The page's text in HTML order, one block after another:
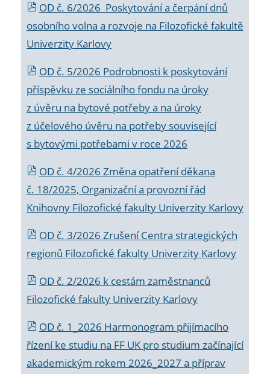
OD č. 6/2026 Poskytování a čerpání dnů
osobního volna a rozvoje na Filozofické fakultě
Univerzity Karlovy
OD č. 5/2026 Podrobnosti k poskytování
příspěvku ze sociálního fondu na úroky
z úvěru na bytové potřeby a na úroky
z účelového úvěru na potřeby související
s bytovými potřebami v roce 2026
OD č. 4/2026 Změna opatření děkana
č. 18/2025, Organizační a provozní řád
Knihovny Filozofické fakulty Univerzity Karlovy
OD č. 3/2026 Zrušení Centra strategických
regionů Filozofické fakulty Univerzity Karlovy
OD č. 2/2026 k cestám zaměstnanců
Filozofické fakulty Univerzity Karlovy
OD č. 1_2026 Harmonogram přijímacího
řízení ke studiu na FF UK pro studium začínající
akademickým rokem 2026_2027 a příprav